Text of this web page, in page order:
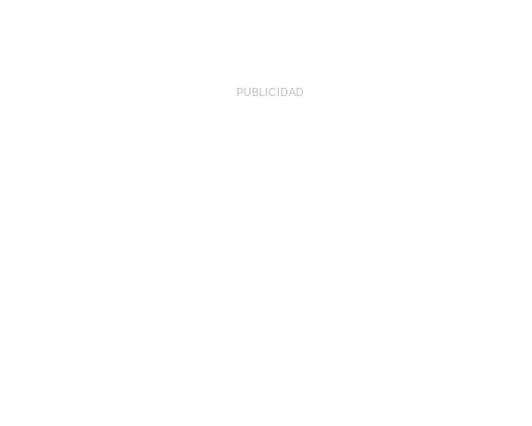
PUBLICIDAD